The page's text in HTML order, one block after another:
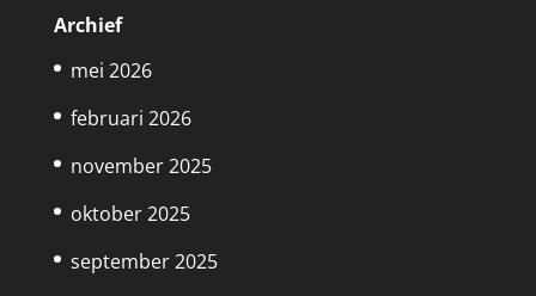
Archief
mei 2026
februari 2026
november 2025
oktober 2025
september 2025